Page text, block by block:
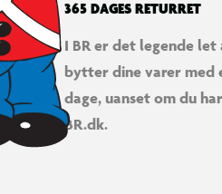
365 DAGES RETURRET
I BR er det legende
bytter dine varer med
dage, uanset om du
BR.dk.